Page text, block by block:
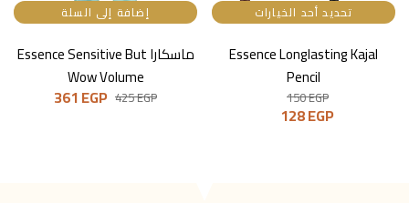
تحديد أحد الخيارات
Essence Longlasting Kajal
Pencil
150EGP
128EGP
إضافة إلى السلة
ماسكارا Essence Sensitive But
Wow Volume
425EGP
361EGP